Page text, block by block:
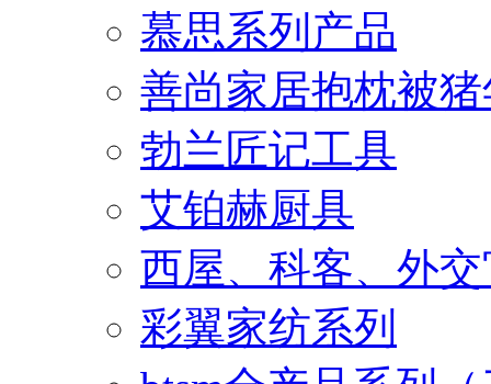
慕思系列产品
善尚家居抱枕被
勃兰匠记工具
艾铂赫厨具
西屋、科客、外
彩翼家纺系列